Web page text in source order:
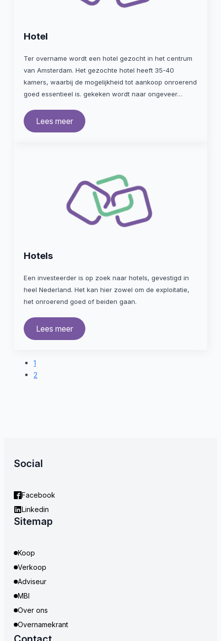
Hotel
Ter overname wordt een hotel gezocht in het centrum
van Amsterdam. Het gezochte hotel heeft 35-40
kamers, waarbij de mogelijkheid tot aankoop onroerend
goed essentieel is. gekeken wordt naar ongeveer…
Lees meer
Hotels
Een investeerder is op zoek naar hotels, gevestigd in
heel Nederland. Het kan hier zowel om de exploitatie,
het onroerend goed of beiden gaan.
Lees meer
1
2
Social
Facebook
Linkedin
Sitemap
Koop
Verkoop
Adviseur
MBI
Over ons
Overnamekrant